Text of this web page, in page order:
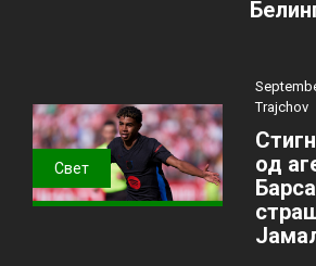
Свет
Trajchov
од